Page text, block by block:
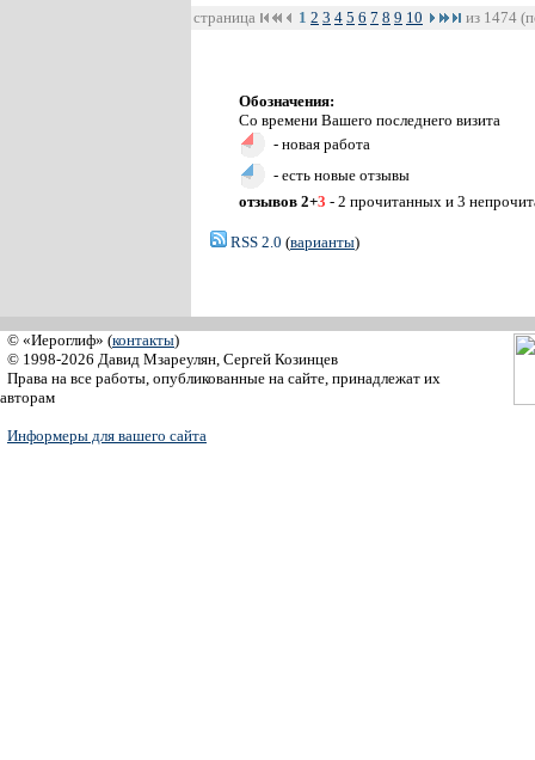
страница 1 2 3 4 5 6 7 8 9 10 из 1474
Обозначения:
Со времени Вашего последнего визита
- новая работа
- есть новые отзывы
отзывов 2+3 - 2 прочитанных и 3
RSS 2.0 (варианты)
© «Иероглиф» (контакты)
© 1998-2026 Давид Мзареулян, Сергей Козинцев
Права на все работы, опубликованные на сайте, принадлежат их
авторам
Информеры для вашего сайта